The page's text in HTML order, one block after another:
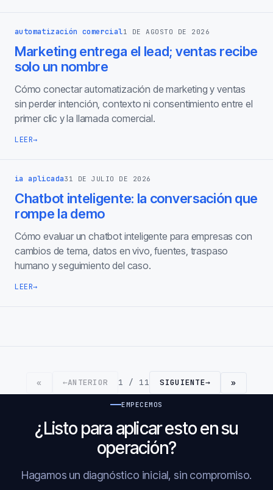
automatización comercial1 DE AGOSTO DE 2026
Marketing entrega el lead; ventas recibe
solo un nombre
Cómo conectar automatización de marketing y ventas
sin perder intención, contexto ni consentimiento entre el
primer clic y la llamada comercial.
LEER→
ia aplicada31 DE JULIO DE 2026
Chatbot inteligente: la conversación que
rompe la demo
Cómo evaluar un chatbot inteligente para empresas con
cambios de tema, datos en vivo, fuentes, traspaso
humano y seguimiento del caso.
LEER→
« ←ANTERIOR 1 / 11 SIGUIENTE→ »
EMPECEMOS
¿Listo para aplicar esto en su
operación?
Hagamos un diagnóstico inicial, sin compromiso.